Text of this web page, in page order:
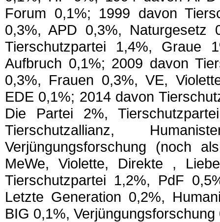
Forum 0,1%; 1999 davon
0,3%, APD 0,3%,
Tierschutzpartei 1,4%, Graue
Aufbruch 0,1%; 2009 davon
0,3%, Frauen 0,3%, VE,
EDE 0,1%; 2014 davon
Die Partei 2%,
Tierschutzallianz,
Verjüngungsforschung (noch
MeWe, Violette, Direkte ,
Tierschutzpartei 1,2%, PdF
Letzte Generation 0,2%,
BIG 0,1%, Verjüngungsforschung